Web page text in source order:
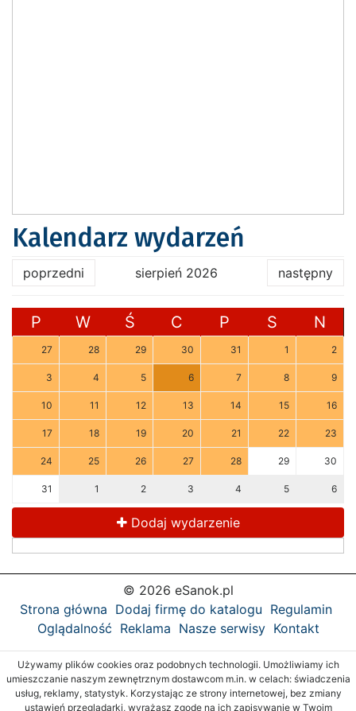
Kalendarz wydarzeń
poprzedni sierpień 2026 następny
P W Ś C P S N
27 28 29 30 31 1 2
3 4 5 6 7 8 9
10 11 12 13 14 15 16
17 18 19 20 21 22 23
24 25 26 27 28 29 30
31 1 2 3 4 5 6
Dodaj wydarzenie
© 2026 eSanok.pl
Strona główna Dodaj firmę do katalogu Regulamin
Oglądalność Reklama Nasze serwisy Kontakt
Używamy plików cookies oraz podobnych technologii. Umożliwiamy ich
umieszczanie naszym zewnętrznym dostawcom m.in. w celach: świadczenia
usług, reklamy, statystyk. Korzystając ze strony internetowej, bez zmiany
ustawień przeglądarki, wyrażasz zgodę na ich zapisywanie w Twoim